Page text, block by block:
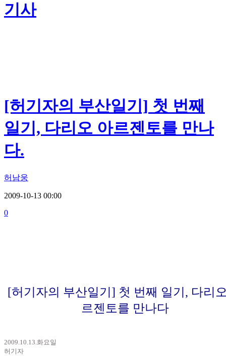
기사
[허기자의 부산일기] 첫 번째
일기, 다리오 아르젠토를 만나
다.
허남웅
2009-10-13 00:00
0
[허기자의 부산일기] 첫 번째 일기, 다리
르젠토를 만나다
2009.10.13.화요일
허기자